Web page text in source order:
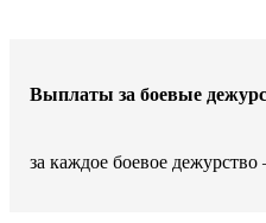
Выплаты за боевые
за каждое боевое дежурство